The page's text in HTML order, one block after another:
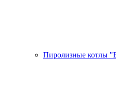
Пиролизные котлы